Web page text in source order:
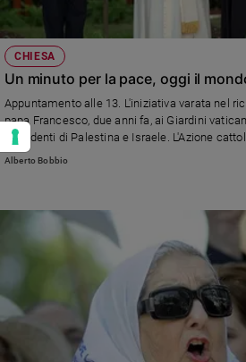
CHIESA
Un minuto per la pace, oggi il
Appuntamento alle 13. L'iniziativa varata nel
papa Francesco, due anni fa, ai Giardini
presidenti di Palestina e Israele. L'Azione
preghiera, per un minuto. Dall'isola Tonga
Alberto Bobbio